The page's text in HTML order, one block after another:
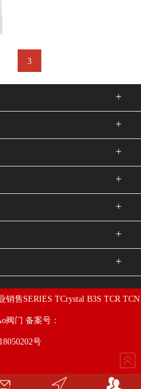
3
+
+
+
+
+
+
+
售SERIES TCrystal B3S TCR TCN
阀门 备案号：
号